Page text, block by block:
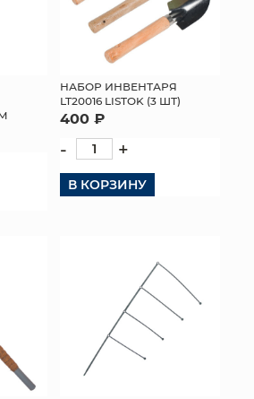
НАБОР ИНВЕНТАРЯ
LT20016 LISTOK (3 ШТ)
400 ₽
- +
В КОРЗИНУ